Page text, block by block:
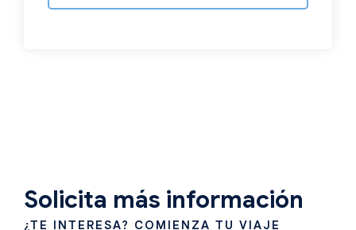
Solicita más información
¿TE INTERESA? COMIENZA TU VIAJE